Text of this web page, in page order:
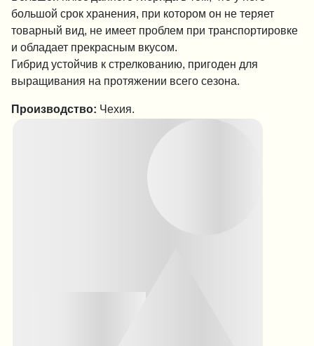
большой срок хранения, при котором он не теряет
товарный вид, не имеет проблем при транспортировке
и обладает прекрасным вкусом.
Гибрид устойчив к стрелкованию, пригоден для
выращивания на протяжении всего сезона.
Производство: Чехия.